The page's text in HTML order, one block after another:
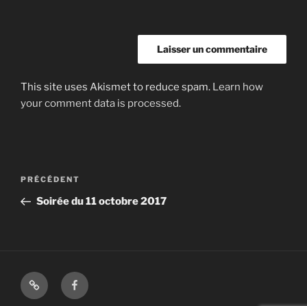
This site uses Akismet to reduce spam. Learn how
your comment data is processed.
Navigation
l’article
Article
précédent
PRÉCÉDENT
Soirée du 11 octobre 2017
Shop Facebook